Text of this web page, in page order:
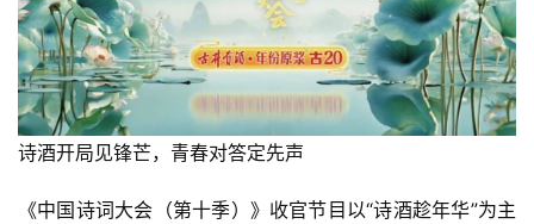
诗酒开局见锋芒，青春对答定先声
《中国诗词大会（第十季）》收官节目以“诗酒趁年华”为主